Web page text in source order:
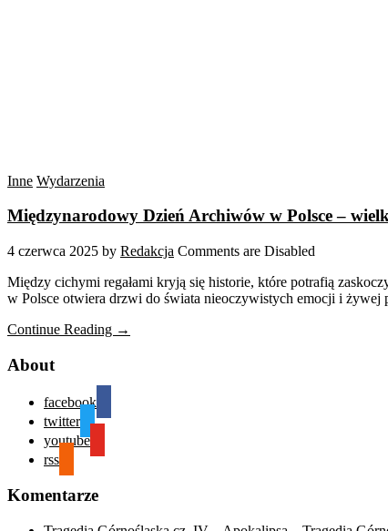
Inne Wydarzenia
Międzynarodowy Dzień Archiwów w Polsce –
4 czerwca 2025 by Redakcja Comments are Disabled
Między cichymi regałami kryją się historie, które potrafią
w Polsce otwiera drzwi do świata nieoczywistych emocji i
Continue Reading →
About
facebook
twitter
youtube
rss
Komentarze